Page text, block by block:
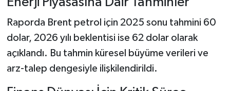
Raporda Brent petrol için 2025 sonu tahmini 60
dolar, 2026 yılı beklentisi ise 62 dolar olarak
açıklandı. Bu tahmin küresel büyüme verileri ve
arz-talep dengesiyle ilişkilendirildi.